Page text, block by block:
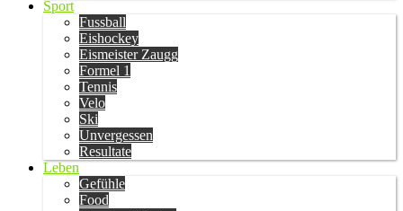
Sport
Fussball
Eishockey
Eismeister Zaugg
Formel 1
Tennis
Velo
Ski
Unvergessen
Resultate
Leben
Gefühle
Food